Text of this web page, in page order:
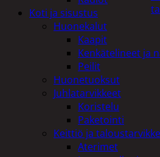
Koti ja sisustus
Huonekalut
Kaapit
Kenkätelineet ja
Peilit
Huonetuoksut
Juhlatarvikkeet
Koristelu
Paketointi
Keittiö ja
Aterimet